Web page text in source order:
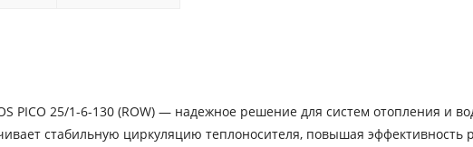
PICO 25/1-6-130 (ROW) — надежное решение для систем отопления и
стабильную циркуляцию теплоносителя, повышая эффективность